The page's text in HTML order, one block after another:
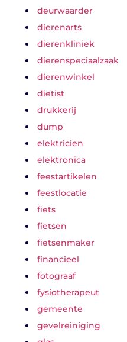
deurwaarder
dierenarts
dierenkliniek
dierenspeciaalzaak
dierenwinkel
dietist
drukkerij
dump
elektricien
elektronica
feestartikelen
feestlocatie
fiets
fietsen
fietsenmaker
financieel
fotograaf
fysiotherapeut
gemeente
gevelreiniging